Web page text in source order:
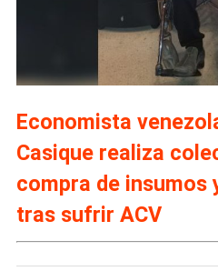
Economista
Casique realiza
compra de insumos
tras sufrir ACV